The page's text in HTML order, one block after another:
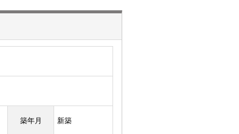
築年月 新築